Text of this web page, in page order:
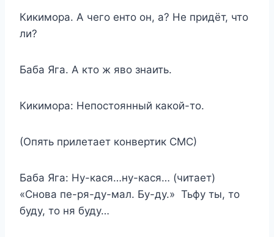
Кикимора. А чего енто он, а? Не придёт, что
ли?
Баба Яга. А кто ж яво знаить.
Кикимора: Непостоянный какой-то.
(Опять прилетает конвертик СМС)
Баба Яга: Ну-кася…ну-кася… (читает)
«Снова пе-ря-ду-мал. Бу-ду.» Тьфу ты, то
буду, то ня буду…